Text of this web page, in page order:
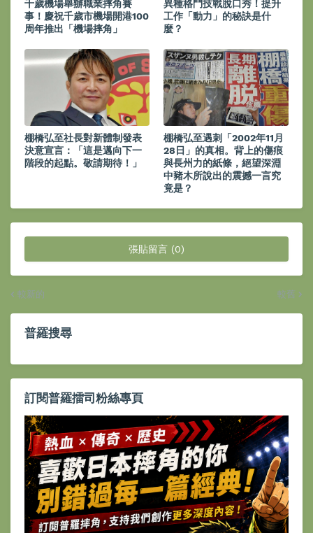
千歲機場舉辦職業摔角賽
事！慶祝千歲市機場開港100
周年推出「機場摔角」
異種格鬥技戰脫口秀！提升
工作「動力」的秘訣是什
麼？
棚橋弘至社長對新體制發表
決意宣言：「這是邁向下一
階段的起點。敬請期待！」
棚橋弘至遇刺「2002年11月
28日」的真相。背上的傷痕
與長州力的紙條，絕望深淵
中豬木所說出的震撼一言究
竟是？
張貼留言 (0)
較新的 較舊
普羅搜尋
訂閱普羅擂司粉絲專頁